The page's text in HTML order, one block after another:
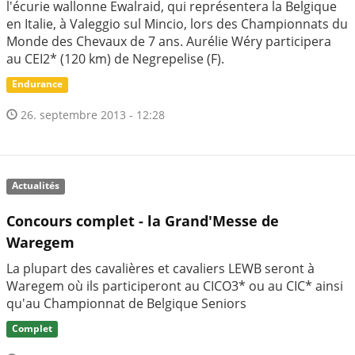
l'écurie wallonne Ewalraid, qui représentera la Belgique
en Italie, à Valeggio sul Mincio, lors des Championnats du
Monde des Chevaux de 7 ans. Aurélie Wéry participera
au CEI2* (120 km) de Negrepelise (F).
Endurance
26. septembre 2013 - 12:28
Actualités
Concours complet - la Grand'Messe de
Waregem
La plupart des cavalières et cavaliers LEWB seront à
Waregem où ils participeront au CICO3* ou au CIC* ainsi
qu'au Championnat de Belgique Seniors
Complet